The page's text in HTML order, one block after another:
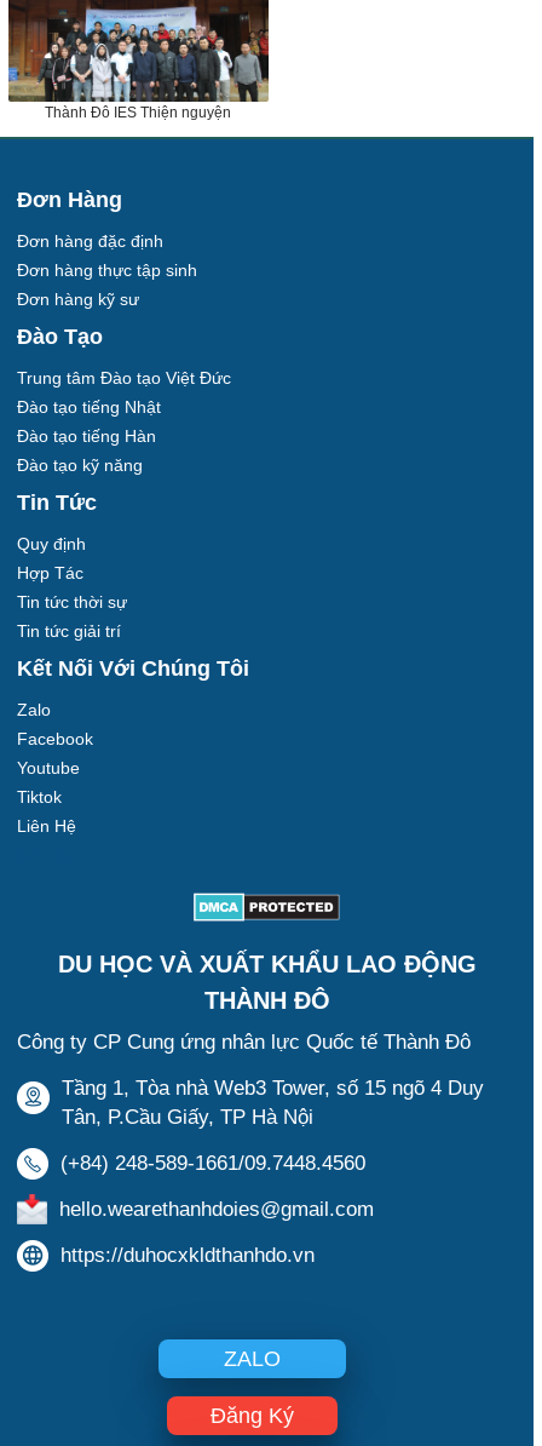
Thành Đô IES Thiện nguyện
Đơn Hàng
Đơn hàng đặc định
Đơn hàng thực tập sinh
Đơn hàng kỹ sư
Đào Tạo
Trung tâm Đào tạo Việt Đức
Đào tạo tiếng Nhật
Đào tạo tiếng Hàn
Đào tạo kỹ năng
Tin Tức
Quy định
Hợp Tác
Tin tức thời sự
Tin tức giải trí
Kết Nối Với Chúng Tôi
Zalo
Facebook
Youtube
Tiktok
Liên Hệ
DU HỌC VÀ XUẤT KHẨU LAO ĐỘNG
THÀNH ĐÔ
Công ty CP Cung ứng nhân lực Quốc tế Thành Đô
Tầng 1, Tòa nhà Web3 Tower, số 15 ngõ 4 Duy
Tân, P.Cầu Giấy, TP Hà Nội
(+84) 248-589-1661/09.7448.4560
hello.wearethanhdoies@gmail.com
https://duhocxkldthanhdo.vn
ZALO
Đăng Ký